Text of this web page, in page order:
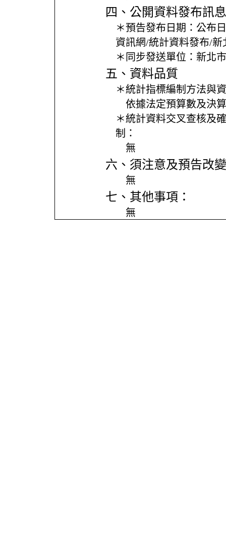
四、公開資料發布訊息
＊預告發布日期： 公布
資訊網/統計資料發布/
＊同步發送單位： 新北
五、資料品質
＊統計指標編制方法與
依據法定預算數及決
＊統計資料交叉查核及
制：
無
六、須注意及預告改
無
七、其他事項：
無